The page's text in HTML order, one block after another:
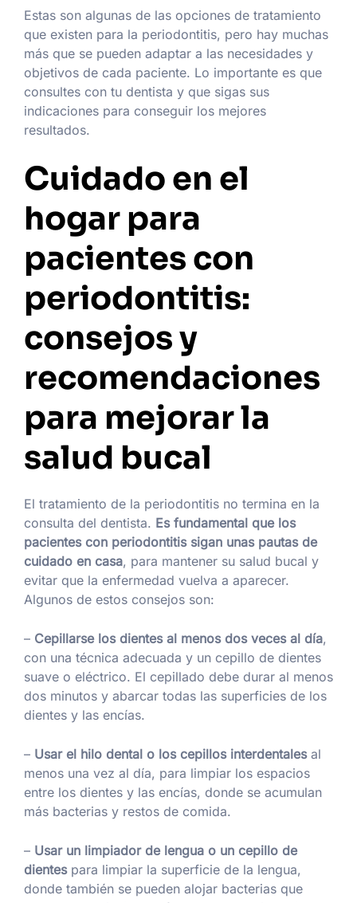
Estas son algunas de las opciones de tratamiento
que existen para la periodontitis, pero hay muchas
más que se pueden adaptar a las necesidades y
objetivos de cada paciente. Lo importante es que
consultes con tu dentista y que sigas sus
indicaciones para conseguir los mejores
resultados.
Cuidado en el
hogar para
pacientes con
periodontitis:
consejos y
recomendaciones
para mejorar la
salud bucal
El tratamiento de la periodontitis no termina en la
consulta del dentista. Es fundamental que los
pacientes con periodontitis sigan unas pautas de
cuidado en casa, para mantener su salud bucal y
evitar que la enfermedad vuelva a aparecer.
Algunos de estos consejos son:
– Cepillarse los dientes al menos dos veces al día,
con una técnica adecuada y un cepillo de dientes
suave o eléctrico. El cepillado debe durar al menos
dos minutos y abarcar todas las superficies de los
dientes y las encías.
– Usar el hilo dental o los cepillos interdentalesal
menos una vez al día, para limpiar los espacios
entre los dientes y las encías, donde se acumulan
más bacterias y restos de comida.
– Usar un limpiador de lengua o un cepillo de
dientespara limpiar la superficie de la lengua,
donde también se pueden alojar bacterias que